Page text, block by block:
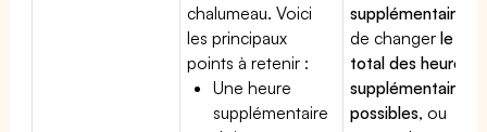
chalumeau. Voici
les principaux
points à retenir :
Une heure
supplémentaire
supplémentaire
de changerle
total des heures
supplémentaires
possibles, ou